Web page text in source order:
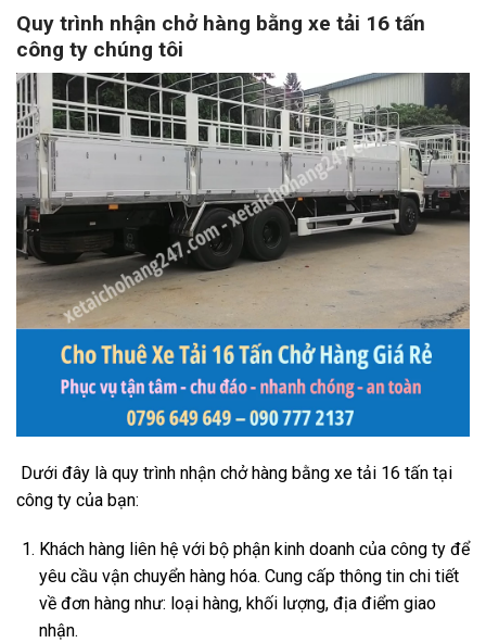
Quy trình nhận chở hàng bằng xe tải 16 tấn
công ty chúng tôi
Dưới đây là quy trình nhận chở hàng bằng xe tải 16 tấn tại
công ty của bạn:
Khách hàng liên hệ với bộ phận kinh doanh của công ty để
yêu cầu vận chuyển hàng hóa. Cung cấp thông tin chi tiết
về đơn hàng như: loại hàng, khối lượng, địa điểm giao
nhận.